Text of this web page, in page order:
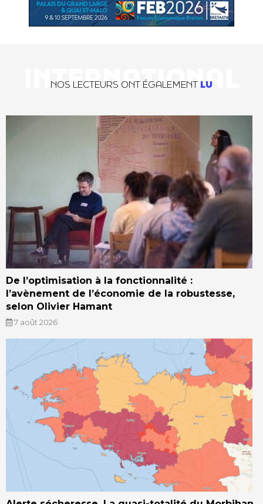
INTERNATIONAL
NOS LECTEURS ONT ÉGALEMENT LU
De l’optimisation à la fonctionnalité :
l’avènement de l’économie de la robustesse,
selon Olivier Hamant
7 août 2026